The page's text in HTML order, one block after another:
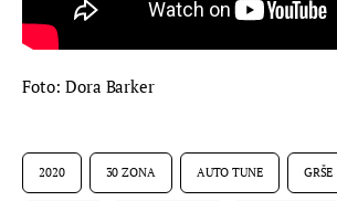
Foto: Dora Barker
2020 30 ZONA AUTO TUNE GRŠE